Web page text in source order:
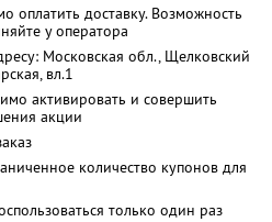
оплатить доставку. Возможность
у оператора
Московская обл., Щелковский
вл.1
активировать и совершить
акции
количество купонов для
только один раз